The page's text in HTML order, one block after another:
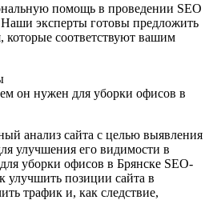
помощь в проведении SEO
Наши эксперты готовы предложить
соответствуют вашим
он нужен для уборки офисов в
анализ сайта с целью выявления
улучшения его видимости в
уборки офисов в Брянске SEO-
улучшить позиции сайта в
трафик и, как следствие,